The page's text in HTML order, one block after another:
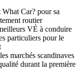
Car? pour sa
routier
VÉ à conduire
particuliers pour le
marchés scandinaves
durant la première